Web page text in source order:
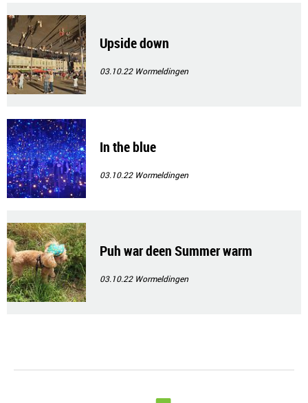
Upside down
03.10.22 Wormeldingen
In the blue
03.10.22 Wormeldingen
Puh war deen Summer warm
03.10.22 Wormeldingen